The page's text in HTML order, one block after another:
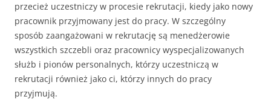
przecież uczestniczy w procesie rekrutacji, kiedy jako nowy
pracownik przyjmowany jest do pracy. W szczególny
sposób zaangażowani w rekrutację są menedżerowie
wszystkich szczebli oraz pracownicy wyspecjalizowanych
służb i pionów personalnych, którzy uczestniczą w
rekrutacji również jako ci, którzy innych do pracy
przyjmują.